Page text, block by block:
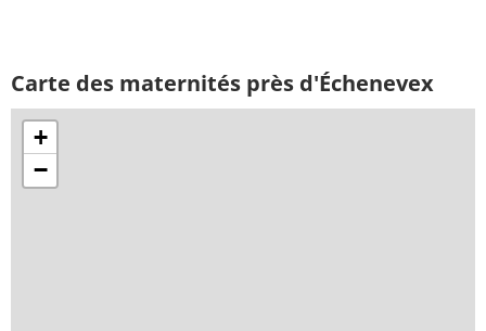
Carte des maternités près d'Échenevex
+
−